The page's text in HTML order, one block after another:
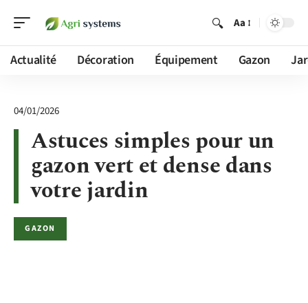
Aa
Actualité Décoration Équipement Gazon
04/01/2026
Astuces simples pour un
gazon vert et dense dans
votre jardin
GAZON